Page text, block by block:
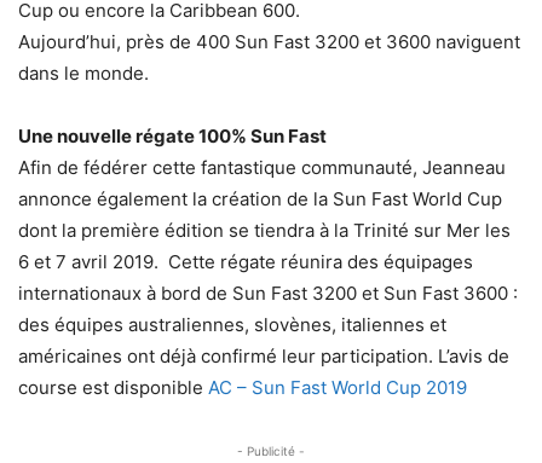
Cup ou encore la Caribbean 600.
Aujourd’hui, près de 400 Sun Fast 3200 et 3600 naviguent
dans le monde.
Une nouvelle régate 100% Sun Fast
Afin de fédérer cette fantastique communauté, Jeanneau
annonce également la création de la Sun Fast World Cup
dont la première édition se tiendra à la Trinité sur Mer les
6 et 7 avril 2019. Cette régate réunira des équipages
internationaux à bord de Sun Fast 3200 et Sun Fast 3600 :
des équipes australiennes, slovènes, italiennes et
américaines ont déjà confirmé leur participation. L’avis de
course est disponible AC – Sun Fast World Cup 2019
- Publicité -